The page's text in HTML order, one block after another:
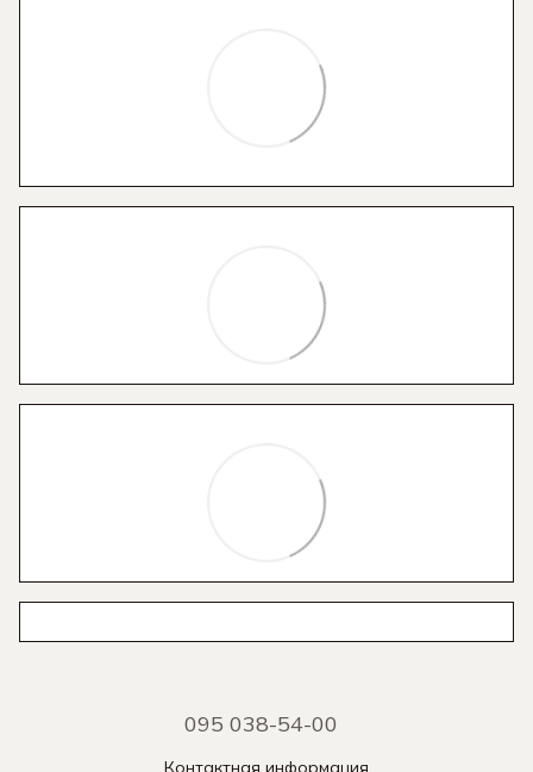
095 038-54-00
Контактная информация